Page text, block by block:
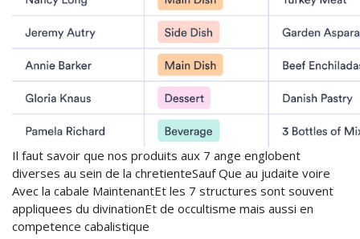
Il faut savoir que nos produits aux 7 ange englobent
diverses au sein de la chretienteSauf Que au judaite voire
Avec la cabale MaintenantEt les 7 structures sont souvent
appliquees du divinationEt de occultisme mais aussi en
competence cabalistique